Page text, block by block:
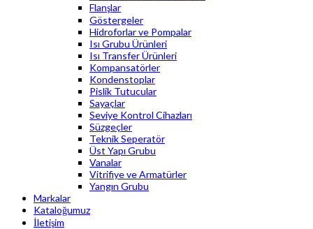
Flanşlar
Göstergeler
Hidroforlar ve Pompalar
Isı Grubu Ürünleri
Isı Transfer Ürünleri
Kompansatörler
Kondenstoplar
Pislik Tutucular
Sayaçlar
Seviye Kontrol Cihazları
Süzgeçler
Teknik Seperatör
Üst Yapı Grubu
Vanalar
Vitrifiye ve Armatürler
Yangın Grubu
Markalar
Kataloğumuz
İletişim